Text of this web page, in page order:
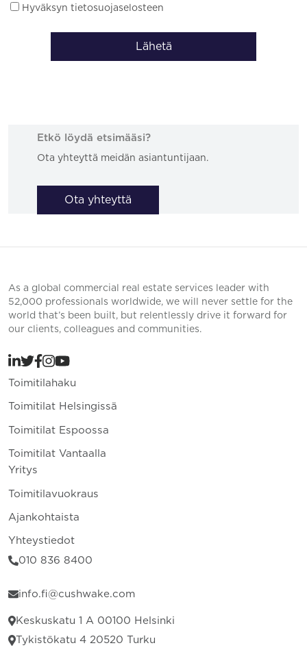
Hyväksyn tietosuojaselosteen
Lähetä
Etkö löydä etsimääsi?
Ota yhteyttä meidän asiantuntijaan.
Ota yhteyttä
As a global commercial real estate services leader with
52,000 professionals worldwide, we will never settle for the
world that’s been built, but relentlessly drive it forward for
our clients, colleagues and communities.
Toimitilahaku
Toimitilat Helsingissä
Toimitilat Espoossa
Toimitilat Vantaalla
Yritys
Toimitilavuokraus
Ajankohtaista
Yhteystiedot
010 836 8400
info.fi@cushwake.com
Keskuskatu 1 A 00100 Helsinki
Tykistökatu 4 20520 Turku